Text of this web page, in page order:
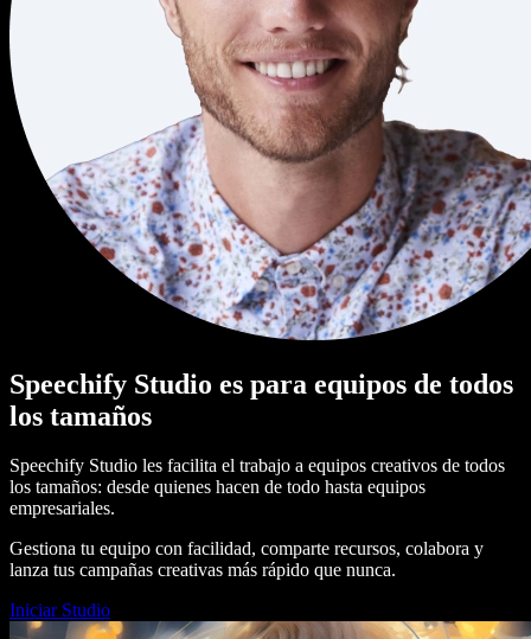
Speechify Studio es para equipos de todos
los tamaños
Speechify Studio les facilita el trabajo a equipos creativos de todos
los tamaños: desde quienes hacen de todo hasta equipos
empresariales.
Gestiona tu equipo con facilidad, comparte recursos, colabora y
lanza tus campañas creativas más rápido que nunca.
Iniciar Studio